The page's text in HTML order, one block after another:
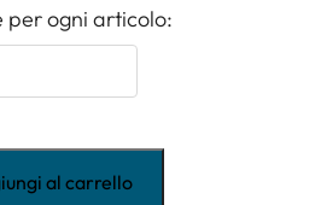
per ogni articolo:
al carrello